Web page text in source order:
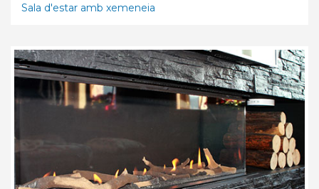
Sala d'estar amb xemeneia